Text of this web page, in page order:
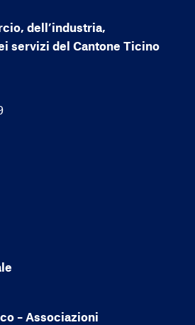
dell’industria,
servizi del Cantone Ticino
– Associazioni